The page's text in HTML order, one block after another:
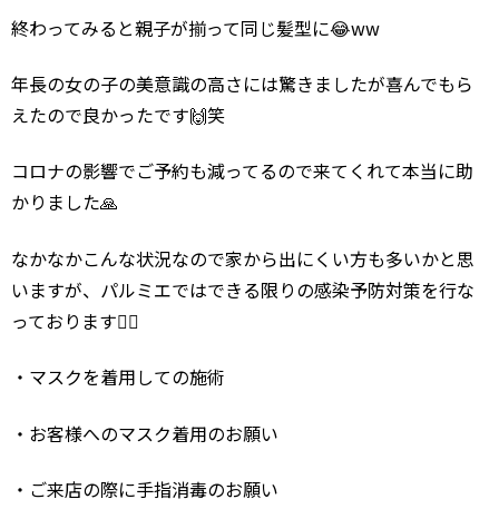
終わってみると親子が揃って同じ髪型に😂ww
年長の女の子の美意識の高さには驚きましたが喜んでもら
えたので良かったです🙌笑
コロナの影響でご予約も減ってるので来てくれて本当に助
かりました🙏
なかなかこんな状況なので家から出にくい方も多いかと思
いますが、パルミエではできる限りの感染予防対策を行な
っております🙇‍♂️
・マスクを着用しての施術
・お客様へのマスク着用のお願い
・ご来店の際に手指消毒のお願い